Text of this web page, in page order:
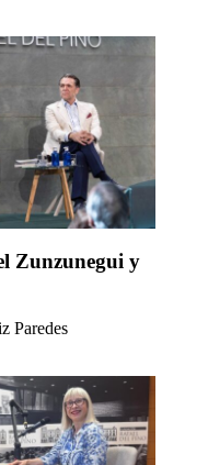
Zunzunegui y
Paredes